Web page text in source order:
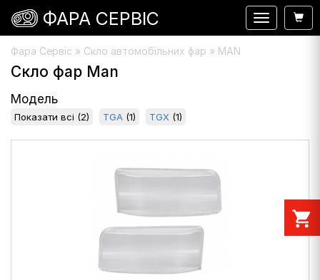
Фара Сервіс » Скло автомобільних фар » MAN
Скло фар Man
Модель
Показати всі (2) TGA (1) TGX (1)
Навигация
ФАРА СЕРВІС
shopping_cart